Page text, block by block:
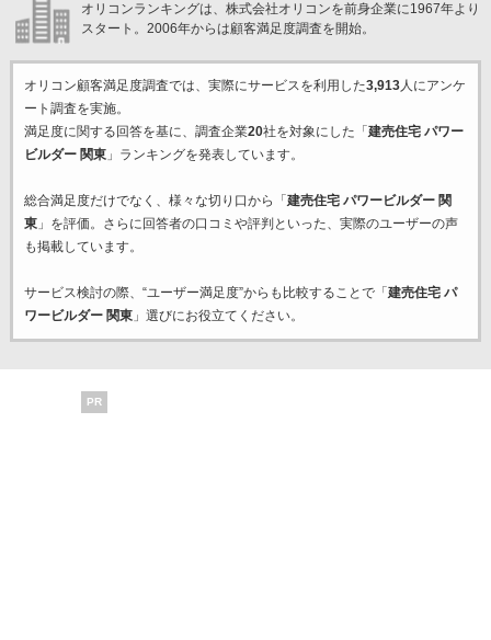
オリコンランキングは、株式会社オリコンを前身企業に1967年より
スタート。2006年からは顧客満足度調査を開始。
オリコン顧客満足度調査では、実際にサービスを利用した3,913人にアンケ
ート調査を実施。
満足度に関する回答を基に、調査企業20社を対象にした「 建売住宅 パワー
ビルダー 関東」ランキングを発表しています。
総合満足度だけでなく、様々な切り口から「 建売住宅 パワービルダー 関
東」を評価。さらに回答者の口コミや評判といった、実際のユーザーの声
も掲載しています。
サービス検討の際、“ユーザー満足度”からも比較することで「 建売住宅 パ
ワービルダー 関東」選びにお役立てください。
PR